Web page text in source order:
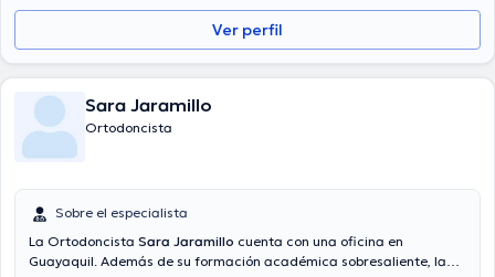
Ver perfil
Sara Jaramillo
Ortodoncista
Sobre el especialista
La Ortodoncista Sara Jaramillo cuenta con una oficina en
Guayaquil. Además de su formación académica sobresaliente, la